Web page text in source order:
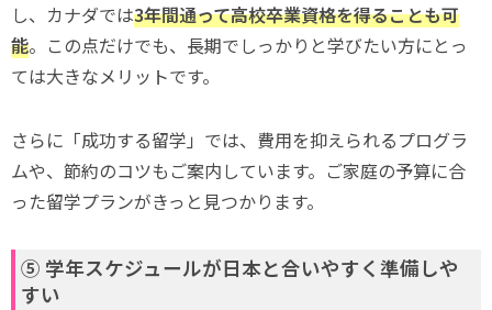
し、カナダでは3年間通って高校卒業資格を得ることも可
能。この点だけでも、長期でしっかりと学びたい方にとっ
ては大きなメリットです。
さらに「成功する留学」では、費用を抑えられるプログラ
ムや、節約のコツもご案内しています。ご家庭の予算に合
った留学プランがきっと見つかります。
⑤ 学年スケジュールが日本と合いやすく準備しや
すい